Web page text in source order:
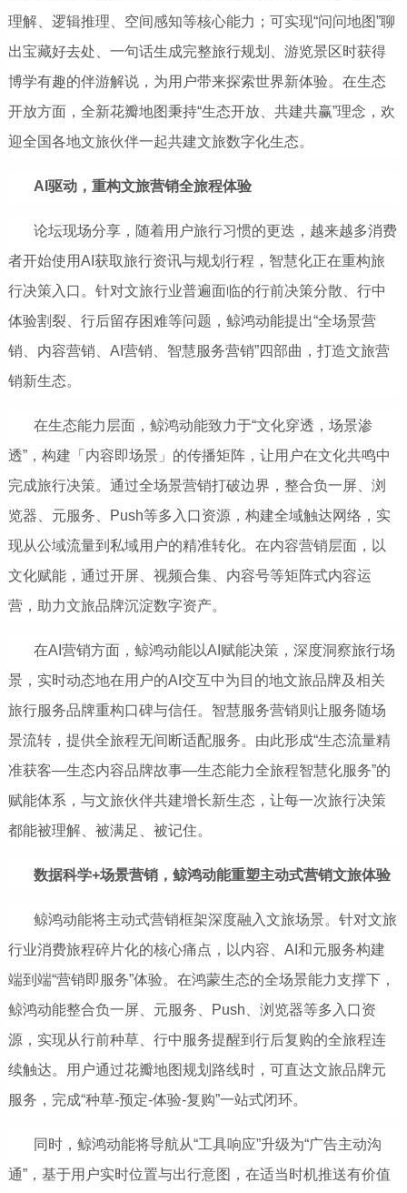
理解、逻辑推理、空间感知等核心能力；可实现“问问地图”聊
出宝藏好去处、一句话生成完整旅行规划、游览景区时获得
博学有趣的伴游解说，为用户带来探索世界新体验。在生态
开放方面，全新花瓣地图秉持“生态开放、共建共赢”理念，欢
迎全国各地文旅伙伴一起共建文旅数字化生态。
AI驱动，重构文旅营销全旅程体验
论坛现场分享，随着用户旅行习惯的更迭，越来越多消费
者开始使用AI获取旅行资讯与规划行程，智慧化正在重构旅
行决策入口。针对文旅行业普遍面临的行前决策分散、行中
体验割裂、行后留存困难等问题，鲸鸿动能提出“全场景营
销、内容营销、AI营销、智慧服务营销”四部曲，打造文旅营
销新生态。
在生态能力层面，鲸鸿动能致力于“文化穿透，场景渗
透”，构建「内容即场景」的传播矩阵，让用户在文化共鸣中
完成旅行决策。通过全场景营销打破边界，整合负一屏、浏
览器、元服务、Push等多入口资源，构建全域触达网络，实
现从公域流量到私域用户的精准转化。在内容营销层面，以
文化赋能，通过开屏、视频合集、内容号等矩阵式内容运
营，助力文旅品牌沉淀数字资产。
在AI营销方面，鲸鸿动能以AI赋能决策，深度洞察旅行场
景，实时动态地在用户的AI交互中为目的地文旅品牌及相关
旅行服务品牌重构口碑与信任。智慧服务营销则让服务随场
景流转，提供全旅程无间断适配服务。由此形成“生态流量精
准获客—生态内容品牌故事—生态能力全旅程智慧化服务”的
赋能体系，与文旅伙伴共建增长新生态，让每一次旅行决策
都能被理解、被满足、被记住。
数据科学+场景营销，鲸鸿动能重塑主动式营销文旅体验
鲸鸿动能将主动式营销框架深度融入文旅场景。针对文旅
行业消费旅程碎片化的核心痛点，以内容、AI和元服务构建
端到端“营销即服务”体验。在鸿蒙生态的全场景能力支撑下，
鲸鸿动能整合负一屏、元服务、Push、浏览器等多入口资
源，实现从行前种草、行中服务提醒到行后复购的全旅程连
续触达。用户通过花瓣地图规划路线时，可直达文旅品牌元
服务，完成“种草-预定-体验-复购”一站式闭环。
同时，鲸鸿动能将导航从“工具响应”升级为“广告主动沟
通”，基于用户实时位置与出行意图，在适当时机推送有价值